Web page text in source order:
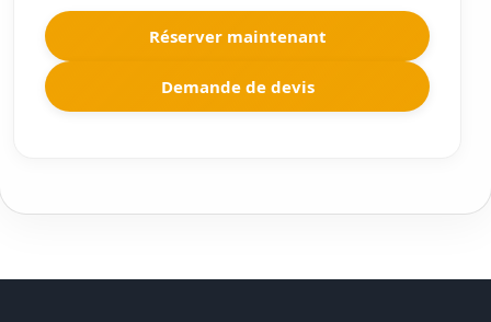
Réserver maintenant
Demande de devis